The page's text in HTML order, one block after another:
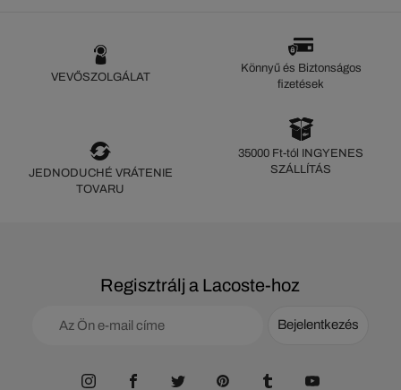
VEVŐSZOLGÁLAT
Könnyű és Biztonságos
fizetések
JEDNODUCHÉ VRÁTENIE
TOVARU
35000 Ft-tól INGYENES
SZÁLLÍTÁS
Regisztrálj a Lacoste-hoz
Bejelentkezés